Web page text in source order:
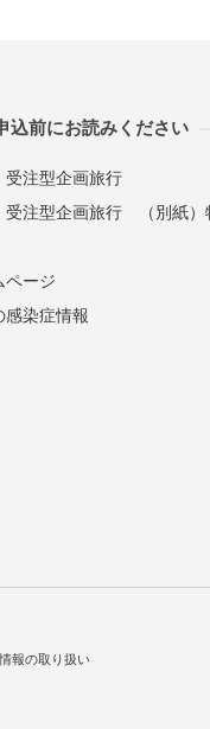
込前にお読みください
受注型企画旅行
受注型企画旅行 （別紙
ページ
感染症情報
報の取り扱い